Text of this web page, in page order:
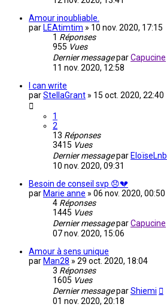
Amour inoubliable.
par LEAtimtim » 10 nov. 2020, 17:15
1 Réponses
955 Vues
Dernier messageparCapucine
11 nov. 2020, 12:58
I can write
parStellaGrant » 15 oct. 2020, 22:40
1
2
13 Réponses
3415 Vues
Dernier messagepar EloïseLnb
10 nov. 2020, 09:31
Besoin de conseil svp 😞💔
par Marie anne » 06 nov. 2020, 00:50
4 Réponses
1445 Vues
Dernier messageparCapucine
07 nov. 2020, 15:06
Amour à sens unique
par Man28 » 29 oct. 2020, 18:04
3 Réponses
1605 Vues
Dernier messageparShiemi
01 nov. 2020, 20:18